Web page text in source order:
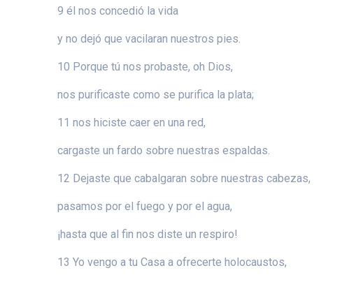
9 él nos concedió la vida
y no dejó que vacilaran nuestros pies.
10 Porque tú nos probaste, oh Dios,
nos purificaste como se purifica la plata;
11 nos hiciste caer en una red,
cargaste un fardo sobre nuestras espaldas.
12 Dejaste que cabalgaran sobre nuestras cabezas,
pasamos por el fuego y por el agua,
¡hasta que al fin nos diste un respiro!
13 Yo vengo a tu Casa a ofrecerte holocaustos,